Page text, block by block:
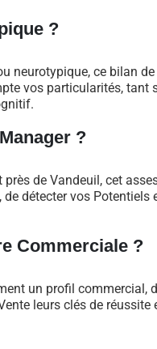
?
neurotypique, ce bilan
vos particularités, tant
?
de Vandeuil, cet
détecter vos Potentiels
Commerciale ?
un profil commercial,
leurs clés de réussite